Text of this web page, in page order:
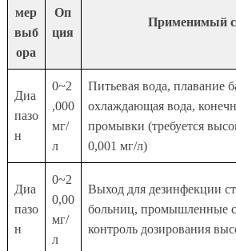
мер
выб
ора
Оп
ция
Применимый
Диа
пазо
н
0~2
,000
мг/
л
Питьевая вода, плавание
охлаждающая вода,
промывки (требуется
0,001 мг/л)
Диа
пазо
н
0~2
0,00
мг/
л
Выход для дезинфекции
больниц, промышленные
контроль дозирования